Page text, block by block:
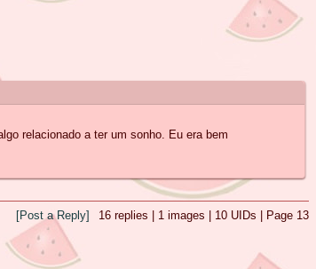
relacionado a ter um sonho. Eu era bem
16 replies | 1 images | 10 UIDs | Page 13
[Post a Reply]